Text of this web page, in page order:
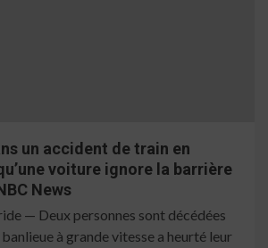
un accident de train en
voiture ignore la barrière
News
— Deux personnes sont décédées
à grande vitesse a heurté leur